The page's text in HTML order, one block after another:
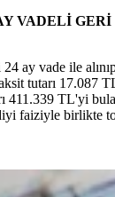
VADELİ GERİ
ay vade ile
tutarı 17.087
411.339 TL'yi
faiziyle birlikte